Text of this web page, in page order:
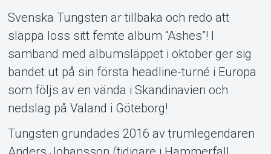
Svenska Tungsten är tillbaka och redo att
släppa loss sitt femte album “Ashes”! I
samband med albumsläppet i oktober ger sig
bandet ut på sin första headline-turné i Europa
som följs av en vända i Skandinavien och
nedslag på Valand i Göteborg!
Tungsten grundades 2016 av trumlegendaren